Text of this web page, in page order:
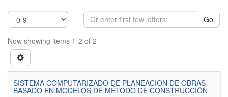
Go
Now showing items 1-2 of 2
SISTEMA COMPUTARIZADO DE PLANEACION DE OBRAS
BASADO EN MODELOS DE MÉTODO DE CONSTRUCCIÓN